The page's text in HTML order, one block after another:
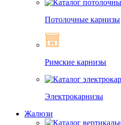
Потолочные карнизы
Римские карнизы
Электрокарнизы
Жалюзи